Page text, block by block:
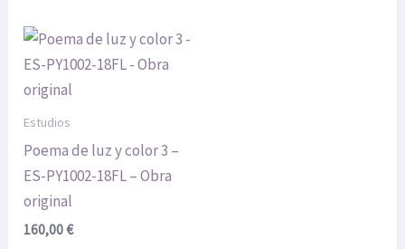
Estudios
Poema de luz y color 3 –
ES-PY1002-18FL – Obra
original
160,00€